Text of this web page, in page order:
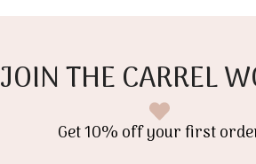
καθημερινή χρήση.
JOIN THE CARREL
Get 10% off your first